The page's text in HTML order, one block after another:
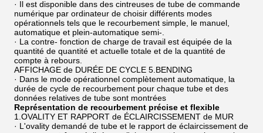
· Il est disponible dans des cintreuses de tube de commande
numérique par ordinateur de choisir différents modes
opérationnels tels que le recourbement simple, le manuel,
automatique et plein-automatique semi-.
· La contre- fonction de charge de travail est équipée de la
quantité de quantité et actuelle totale et de la quantité de
compte à rebours.
AFFICHAGE de DURÉE DE CYCLE 5.BENDING
· Dans le mode opérationnel complètement automatique, la
durée de cycle de recourbement pour chaque tube et des
données relatives de tube sont montrées
Représentation de recourbement précise et flexible
1.OVALITY ET RAPPORT de ÉCLAIRCISSEMENT de MUR
· L'ovality demandé de tube et le rapport de éclaircissement de